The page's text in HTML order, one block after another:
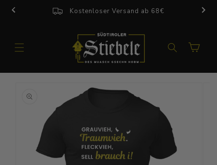
zum
Kostenloser Versand ab 68€
Warenkorb